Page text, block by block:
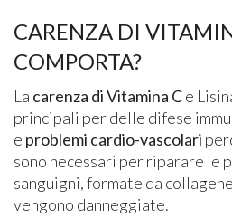
CARENZA DI
COMPORTA?
La carenza di Vitamina Ce
principali per delle difese
e problemi cardio-vascolari
sono necessari per riparare le
sanguigni, formate da
vengono danneggiate.